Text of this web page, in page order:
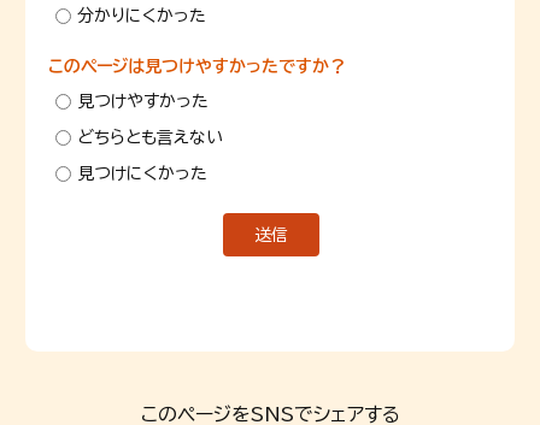
分かりにくかった
このページは見つけやすかったですか？
見つけやすかった
どちらとも言えない
見つけにくかった
このページをSNSでシェアする